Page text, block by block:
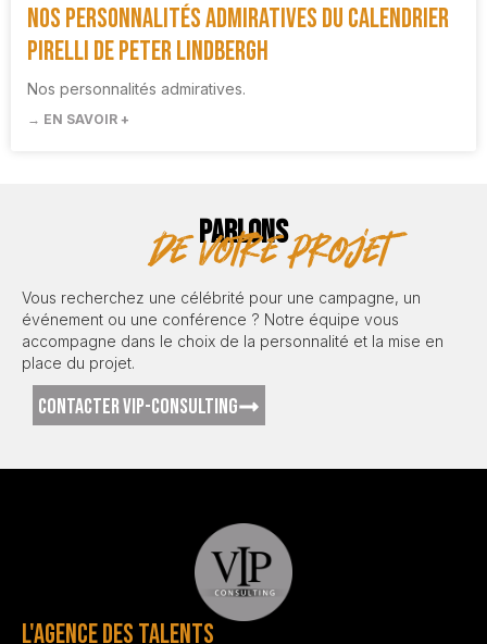
Nos personnalités admiratives du Calendrier
Pirelli de Peter Lindbergh
Nos personnalités admiratives.
→ EN SAVOIR +
PARLONS
de votre projet
Vous recherchez une célébrité pour une campagne, un
événement ou une conférence ? Notre équipe vous
accompagne dans le choix de la personnalité et la mise en
place du projet.
CONTACTER VIP-CONSULTING
L'AGENCE DES TALENTS